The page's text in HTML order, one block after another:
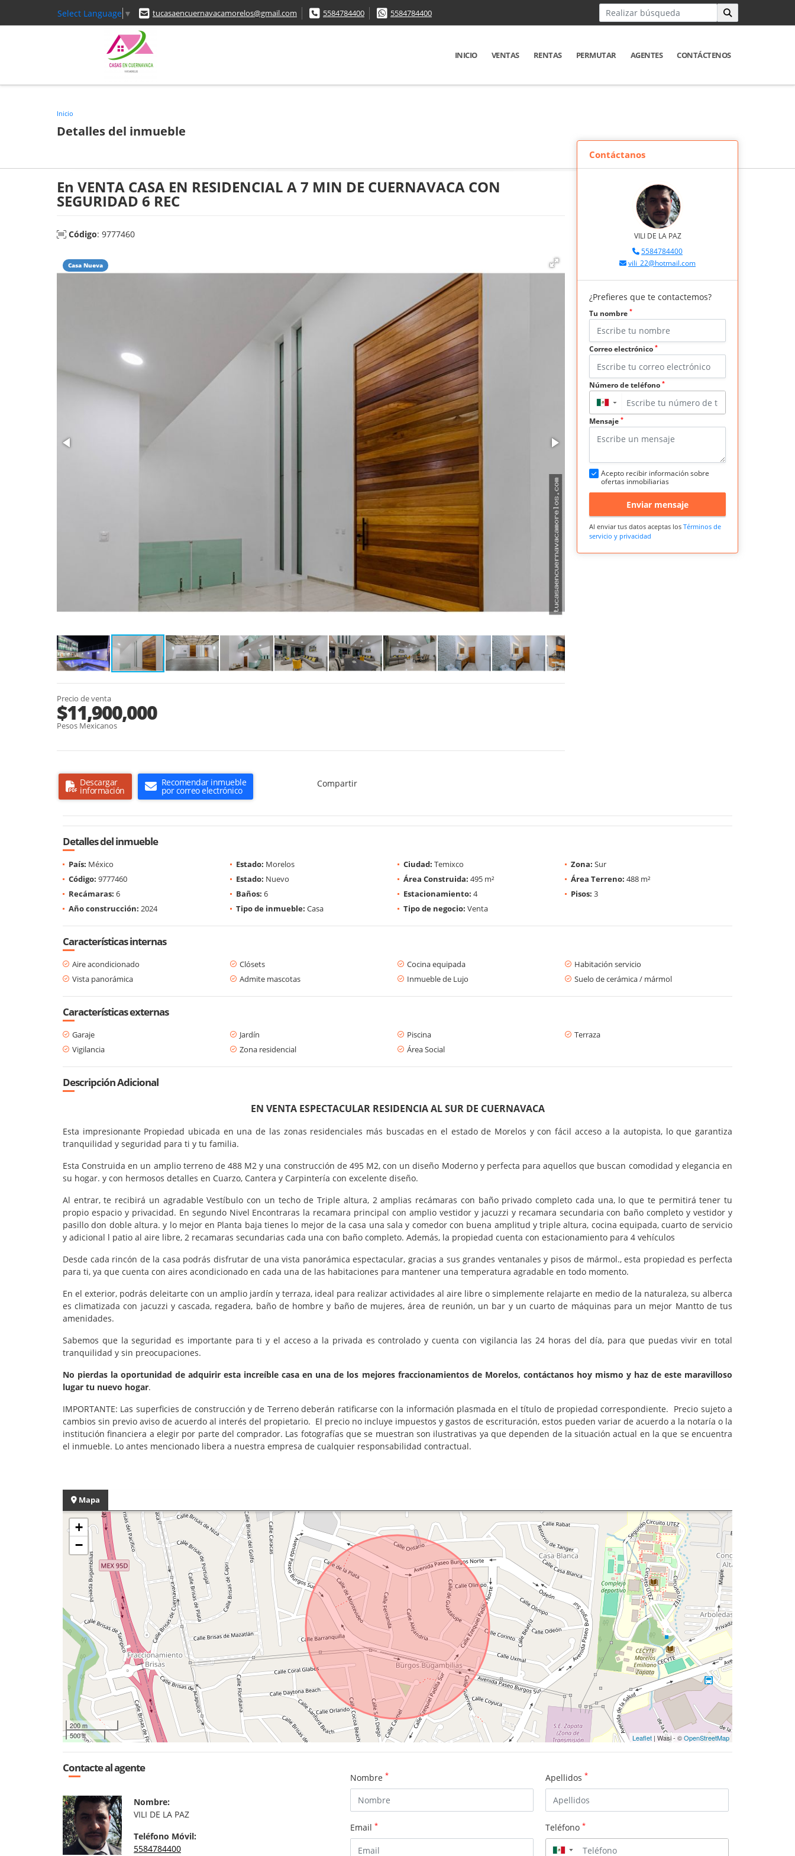
Select Language ▼ tucasaencuernavacamorelos@gmail.com 5584784400 5584784400
INICIO VENTAS RENTAS PERMUTAR AGENTES CONTÁCTENOS
Inicio
Detalles del inmueble
En VENTA CASA EN RESIDENCIAL A 7 MIN DE CUERNAVACA CON
SEGURIDAD 6 REC
Código: 9777460
Casa Nueva
Precio de venta
$11,900,000
Pesos Mexicanos
Descargar
información
Recomendar inmueble
por correo electrónico
Compartir
Contáctanos
VILI DE LA PAZ
5584784400
vili_22@hotmail.com
¿Prefieres que te contactemos?
Tu nombre *
Correo electrónico *
Número de teléfono *
▼
Mensaje *
Acepto recibir información sobre
ofertas inmobiliarias
Enviar mensaje
Al enviar tus datos aceptas los Términos de
servicio y privacidad
Detalles del inmueble
País: México Estado: Morelos Ciudad: Temixco Zona: Sur
Código: 9777460 Estado: Nuevo Área Construida: 495 m² Área Terreno: 488 m²
Recámaras: 6 Baños: 6 Estacionamiento: 4 Pisos: 3
Año construcción: 2024 Tipo de inmueble: Casa Tipo de negocio: Venta
Características internas
Aire acondicionado Clósets Cocina equipada
Habitación servicio
Vista panorámica
Admite mascotas Inmueble de Lujo Suelo de cerámica / mármol
Características externas
Garaje Jardín Piscina
Terraza
Vigilancia
Zona residencial Área Social
Descripción Adicional
EN VENTA ESPECTACULAR RESIDENCIA AL SUR DE CUERNAVACA
Esta impresionante Propiedad ubicada en una de las zonas residenciales más buscadas en el estado de Morelos y con fácil acceso a la autopista, lo que garantiza
tranquilidad y seguridad para ti y tu familia.
Esta Construida en un amplio terreno de 488 M2 y una construcción de 495 M2, con un diseño Moderno y perfecta para aquellos que buscan comodidad y elegancia en
su hogar. y con hermosos detalles en Cuarzo, Cantera y Carpintería con excelente diseño.
Al entrar, te recibirá un agradable Vestíbulo con un techo de Triple altura, 2 amplias recámaras con baño privado completo cada una, lo que te permitirá tener tu
propio espacio y privacidad. En segundo Nivel Encontraras la recamara principal con amplio vestidor y jacuzzi y recamara secundaria con baño completo y vestidor y
pasillo don doble altura. y lo mejor en Planta baja tienes lo mejor de la casa una sala y comedor con buena amplitud y triple altura, cocina equipada, cuarto de servicio
y adicional l patio al aire libre, 2 recamaras secundarias cada una con baño completo. Además, la propiedad cuenta con estacionamiento para 4 vehículos
Desde cada rincón de la casa podrás disfrutar de una vista panorámica espectacular, gracias a sus grandes ventanales y pisos de mármol., esta propiedad es perfecta
para ti, ya que cuenta con aires acondicionado en cada una de las habitaciones para mantener una temperatura agradable en todo momento.
En el exterior, podrás deleitarte con un amplio jardín y terraza, ideal para realizar actividades al aire libre o simplemente relajarte en medio de la naturaleza, su alberca
es climatizada con jacuzzi y cascada, regadera, baño de hombre y baño de mujeres, área de reunión, un bar y un cuarto de máquinas para un mejor Mantto de tus
amenidades.
Sabemos que la seguridad es importante para ti y el acceso a la privada es controlado y cuenta con vigilancia las 24 horas del día, para que puedas vivir en total
tranquilidad y sin preocupaciones.
No pierdas la oportunidad de adquirir esta increíble casa en una de los mejores fraccionamientos de Morelos, contáctanos hoy mismo y haz de este maravilloso
lugar tu nuevo hogar.
IMPORTANTE: Las superficies de construcción y de Terreno deberán ratificarse con la información plasmada en el título de propiedad correspondiente. Precio sujeto a
cambios sin previo aviso de acuerdo al interés del propietario. El precio no incluye impuestos y gastos de escrituración, estos pueden variar de acuerdo a la notaría o la
institución financiera a elegir por parte del comprador. Las fotografías que se muestran son ilustrativas ya que dependen de la situación actual en la que se encuentra
el inmueble. Lo antes mencionado libera a nuestra empresa de cualquier responsabilidad contractual.
Mapa
+
−
200 m
500 ft
Leaflet | Wasi - ©OpenStreetMap
Contacte al agente
Nombre:
VILI DE LA PAZ
Teléfono Móvil:
5584784400
Nombre * Apellidos *
Email * Teléfono *
▼